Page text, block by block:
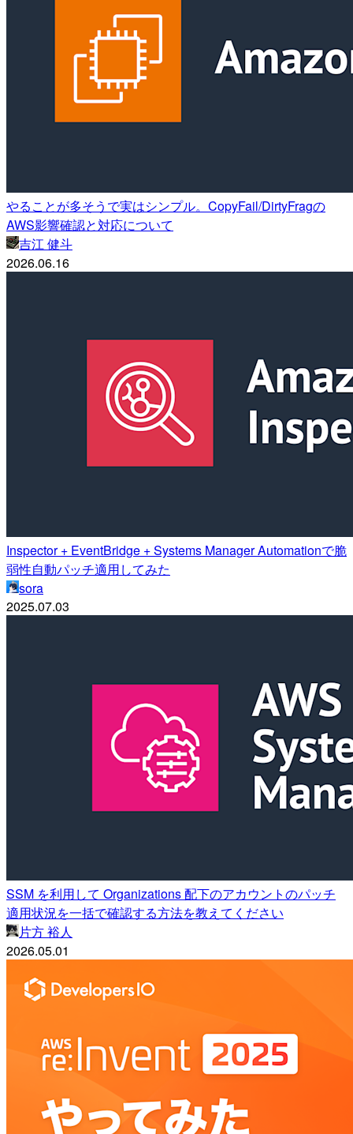
やることが多そうで実はシンプル。CopyFail/DirtyFragの
AWS影響確認と対応について
吉江 健斗
2026.06.16
Inspector + EventBridge + Systems Manager Automationで脆
弱性自動パッチ適用してみた
sora
2025.07.03
SSM を利用して Organizations 配下のアカウントのパッチ
適用状況を一括で確認する方法を教えてください
片方 裕人
2026.05.01